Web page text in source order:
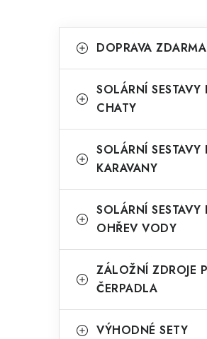
o
t
n
í
a
kategorie
a
g
DOPRAVA ZDARMA
SOLÁRNÍ SESTAVY
CHATY
SOLÁRNÍ SESTAVY
KARAVANY
SOLÁRNÍ SESTAVY
OHŘEV VODY
ZÁLOŽNÍ ZDROJE
ČERPADLA
VÝHODNÉ SETY